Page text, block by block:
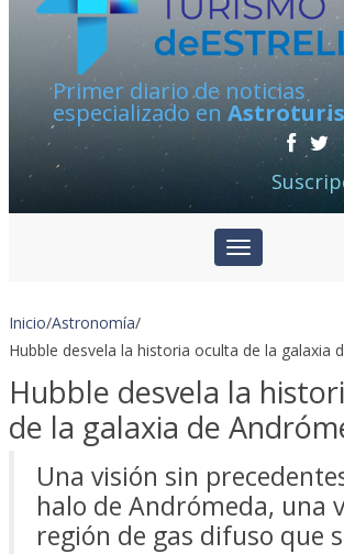
Primer diario de noticias
especializado en
Inicio/Astronomía/
Hubble desvela la historia oculta de la galaxia
Hubble desvela la
de la galaxia de
Una visión sin
halo de Andrómeda, una
región de gas difuso que